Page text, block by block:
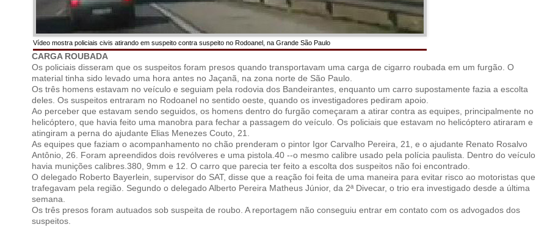
Vídeo mostra policiais civis atirando em suspeito contra suspeito no Rodoanel, na Grande São Paulo
CARGA ROUBADA
Os policiais disseram que os suspeitos foram presos quando transportavam uma carga de cigarro roubada em um furgão. O
material tinha sido levado uma hora antes no Jaçanã, na zona norte de São Paulo.
Os três homens estavam no veículo e seguiam pela rodovia dos Bandeirantes, enquanto um carro supostamente fazia a escolta
deles. Os suspeitos entraram no Rodoanel no sentido oeste, quando os investigadores pediram apoio.
Ao perceber que estavam sendo seguidos, os homens dentro do furgão começaram a atirar contra as equipes, principalmente no
helicóptero, que havia feito uma manobra para fechar a passagem do veículo. Os policiais que estavam no helicóptero atiraram e
atingiram a perna do ajudante Elias Menezes Couto, 21.
As equipes que faziam o acompanhamento no chão prenderam o pintor Igor Carvalho Pereira, 21, e o ajudante Renato Rosalvo
Antônio, 26. Foram apreendidos dois revólveres e uma pistola.40 --o mesmo calibre usado pela polícia paulista. Dentro do veículo,
havia munições calibres.380, 9mm e 12. O carro que parecia ter feito a escolta dos suspeitos não foi encontrado.
O delegado Roberto Bayerlein, supervisor do SAT, disse que a reação foi feita de uma maneira para evitar risco ao motoristas que
trafegavam pela região. Segundo o delegado Alberto Pereira Matheus Júnior, da 2ª Divecar, o trio era investigado desde a última
semana.
Os três presos foram autuados sob suspeita de roubo. A reportagem não conseguiu entrar em contato com os advogados dos
suspeitos.